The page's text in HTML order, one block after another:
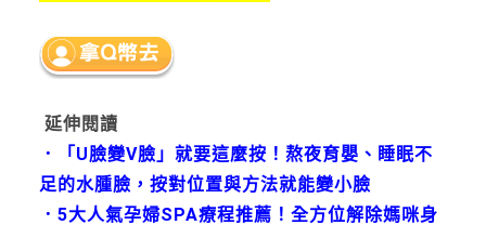
延伸閱讀
．
「U臉變V臉」就要這麼按！熬夜育嬰、睡眠不
足的水腫臉，按對位置與方法就能變小臉
． 5大人氣孕婦SPA療程推薦！全方位解除媽咪身